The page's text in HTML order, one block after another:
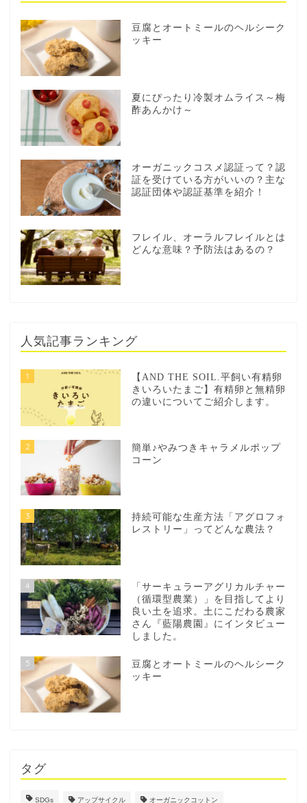
豆腐とオートミールのヘルシーク
ッキー
夏にぴったり冷製オムライス～梅
酢あんかけ～
オーガニックコスメ認証って？認
証を受けている方がいいの？主な
認証団体や認証基準を紹介！
フレイル、オーラルフレイルとは
どんな意味？予防法はあるの？
人気記事ランキング
1
【AND THE SOIL.平飼い有精卵
きいろいたまご】有精卵と無精卵
の違いについてご紹介します。
2
簡単♪やみつきキャラメルポップ
コーン
3
持続可能な生産方法「アグロフォ
レストリー」ってどんな農法？
4
「サーキュラーアグリカルチャー
（循環型農業）」を目指してより
良い土を追求。土にこだわる農家
さん『藍陽農園』にインタビュー
しました。
5
豆腐とオートミールのヘルシーク
ッキー
タグ
SDGs アップサイクル オーガニックコットン